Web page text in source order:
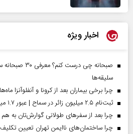
اخبار ویژه
صبحانه چی
سلیقه‌ها
چرا برخی بیماران بعد از کرونا و آنفلوآنزا
ثبت‌نام ۲.۵ میلیون زائر در سماح | عبور ۱.۷ میلیون نفر از مرز‌های اربعین
چرا بعد از سفرهای طولانی گوارش‌تان به هم
چرا ساختمان‌های ناایمن تهران تعیین